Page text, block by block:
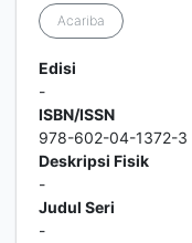
Acariba
Edisi
-
ISBN/ISSN
978-602-04-1372-3
Deskripsi Fisik
-
Judul Seri
-